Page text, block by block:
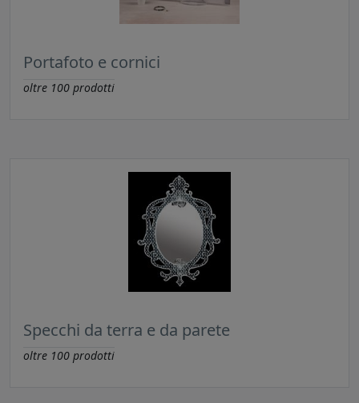
Portafoto e cornici
oltre 100 prodotti
Specchi da terra e da parete
oltre 100 prodotti